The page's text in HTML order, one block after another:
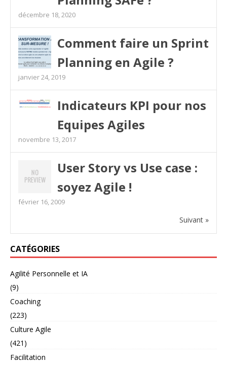
décembre 18, 2020
Comment faire un Sprint
Planning en Agile ?
janvier 24, 2019
Indicateurs KPI pour nos
Equipes Agiles
novembre 13, 2017
User Story vs Use case :
soyez Agile !
février 16, 2009
Suivant »
CATÉGORIES
Agilité Personnelle et IA
(9)
Coaching
(223)
Culture Agile
(421)
Facilitation